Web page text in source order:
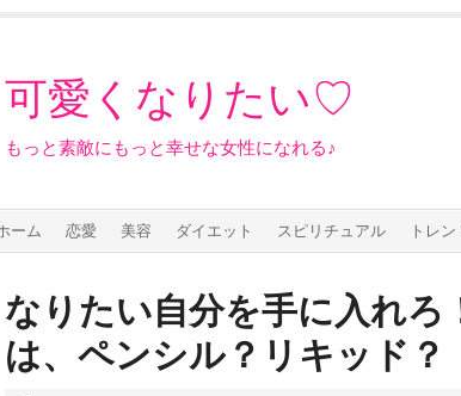
可愛くなりたい♡
もっと素敵にもっと幸せな女性になれる♪
ーム 恋愛 美容 ダイエット スピリチュアル トレン
なりたい自分を手に入れろ
は、ペンシル？リキッド？